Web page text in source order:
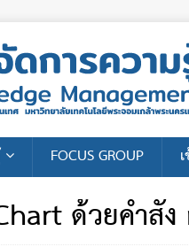
FOCUS GROUP
ด้วยคำสั่